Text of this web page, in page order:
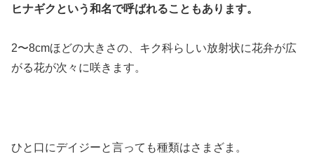
ヒナギクという和名で呼ばれることもあります。
2〜8cmほどの大きさの、キク科らしい放射状に花弁が広
がる花が次々に咲きます。
ひと口にデイジーと言っても種類はさまざま。